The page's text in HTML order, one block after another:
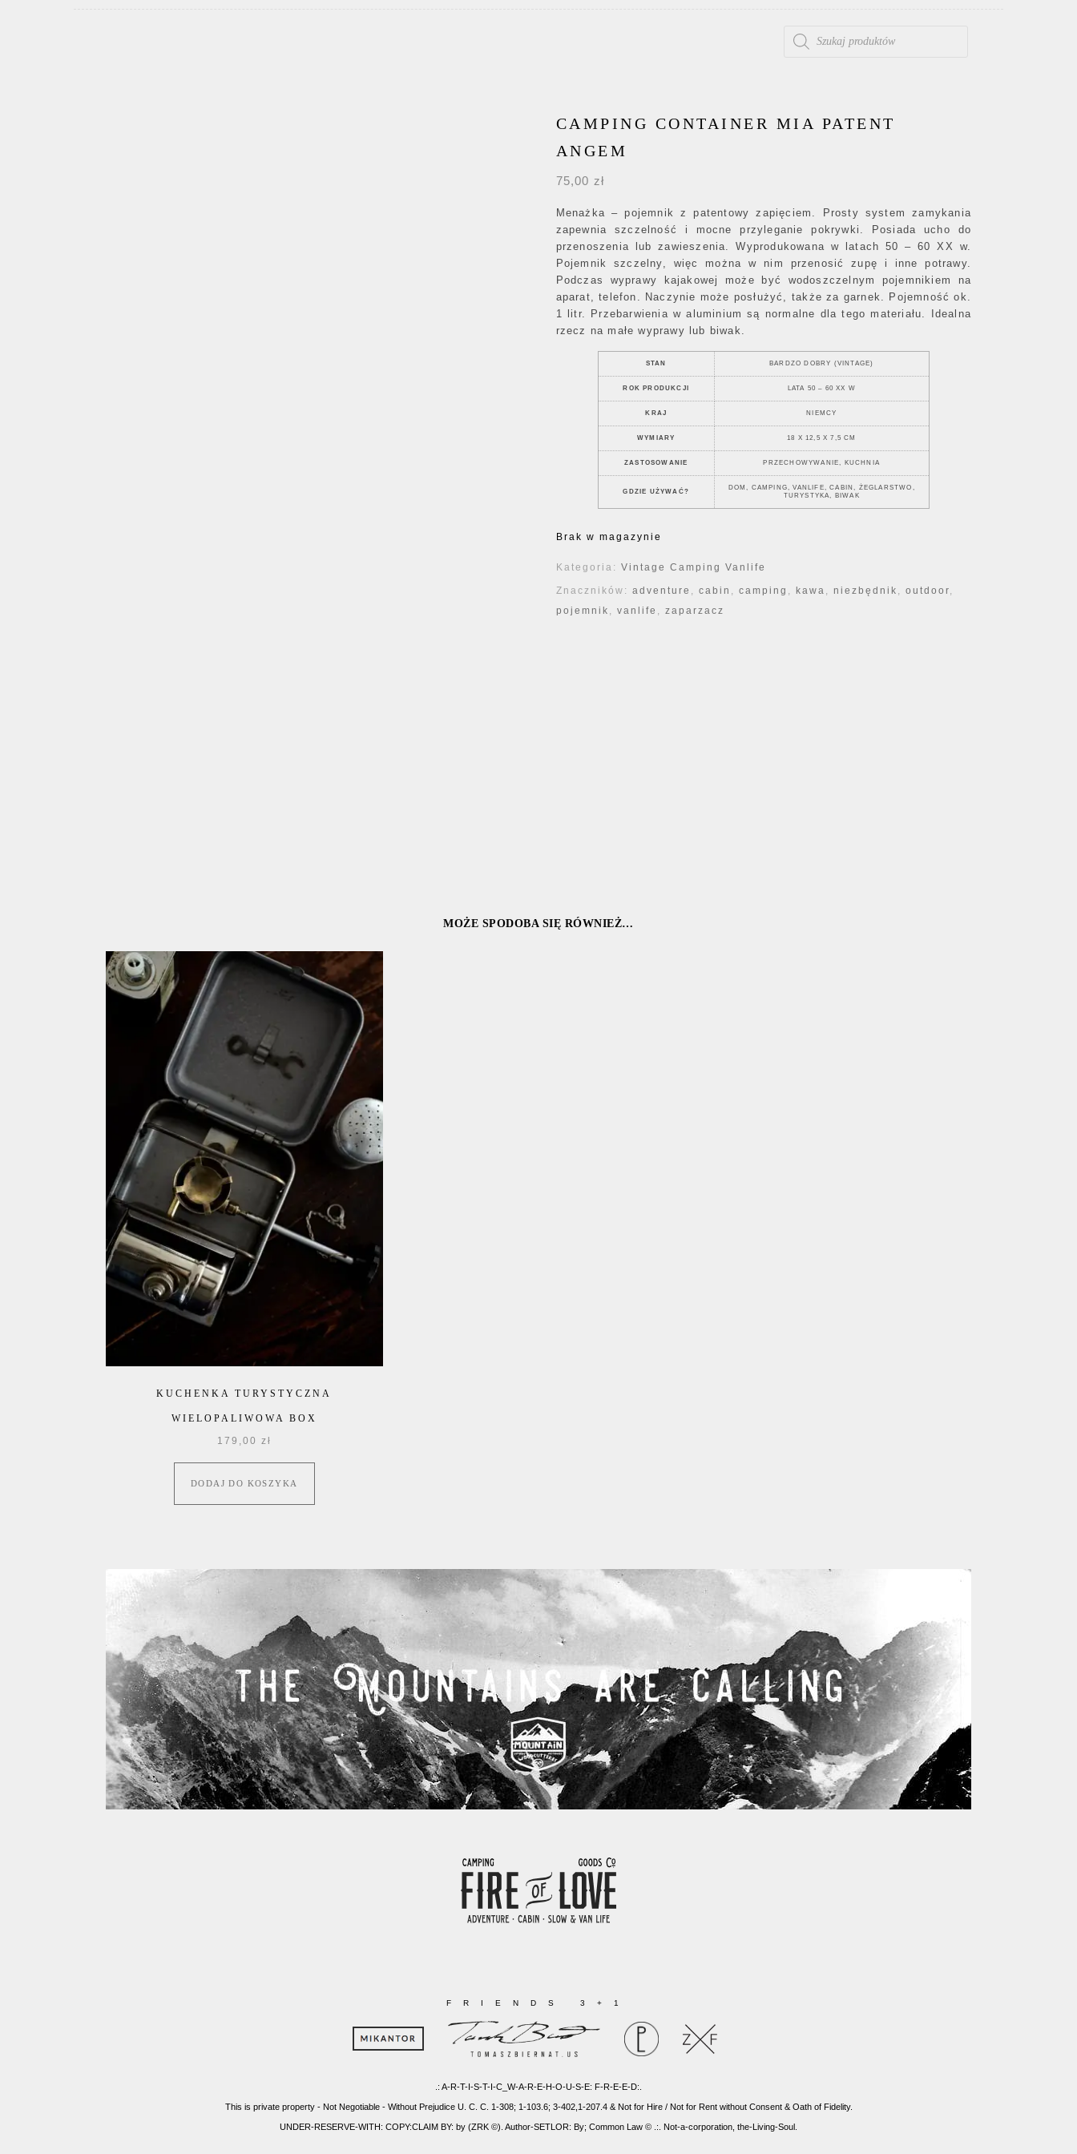
CAMPING CONTAINER MIA PATENT
ANGEM
75,00 zł
Menażka – pojemnik z patentowy zapięciem. Prosty system zamykania
zapewnia szczelność i mocne przyleganie pokrywki. Posiada ucho do
przenoszenia lub zawieszenia. Wyprodukowana w latach 50 – 60 XX w.
Pojemnik szczelny, więc można w nim przenosić zupę i inne potrawy.
Podczas wyprawy kajakowej może być wodoszczelnym pojemnikiem na
aparat, telefon. Naczynie może posłużyć, także za garnek. Pojemność ok.
1 litr. Przebarwienia w aluminium są normalne dla tego materiału. Idealna
rzecz na małe wyprawy lub biwak.
STAN BARDZO DOBRY (VINTAGE)
ROK PRODUKCJI LATA 50 – 60 XX W
KRAJ NIEMCY
WYMIARY 18 X 12,5 X 7,5 CM
ZASTOSOWANIE PRZECHOWYWANIE, KUCHNIA
GDZIE UŻYWAĆ?
DOM, CAMPING, VANLIFE, CABIN, ŻEGLARSTWO,
TURYSTYKA, BIWAK
Brak w magazynie
Kategoria: Vintage Camping Vanlife
Znaczników: adventure , cabin , camping , kawa , niezbędnik , outdoor,
pojemnik , vanlife , zaparzacz
MOŻE SPODOBA SIĘ RÓWNIEŻ…
KUCHENKA TURYSTYCZNA
WIELOPALIWOWA BOX
179,00 zł
DODAJ DO KOSZYKA
FRIENDS 3+1
.: A-R-T-I-S-T-I-C_W-A-R-E-H-O-U-S-E: F-R-E-E-D:.
This is private property - Not Negotiable - Without Prejudice U. C. C. 1-308; 1-103.6; 3-402,1-207.4 & Not for Hire / Not for Rent without Consent & Oath of Fidelity.
UNDER-RESERVE-WITH: COPY:CLAIM BY: by (ZRK ©). Author-SETLOR: By; Common Law © .:. Not-a-corporation, the-Living-Soul.